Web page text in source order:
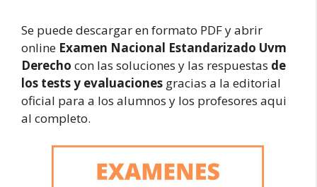
Se puede descargar en formato PDF y abrir
online Examen Nacional Estandarizado Uvm
Derecho con las soluciones y las respuestas de
los tests y evaluaciones gracias a la editorial
oficial para a los alumnos y los profesores aqui
al completo.